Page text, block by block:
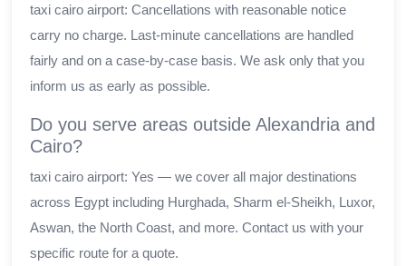
taxi cairo airport: Cancellations with reasonable notice
carry no charge. Last-minute cancellations are handled
fairly and on a case-by-case basis. We ask only that you
inform us as early as possible.
Do you serve areas outside Alexandria and
Cairo?
taxi cairo airport: Yes — we cover all major destinations
across Egypt including Hurghada, Sharm el-Sheikh, Luxor,
Aswan, the North Coast, and more. Contact us with your
specific route for a quote.